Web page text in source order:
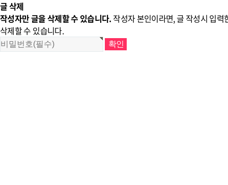
글 삭제
작성자만 글을 삭제할 수 있습니다. 작성자 본인이라면, 글 작성시 입
삭제할 수 있습니다.